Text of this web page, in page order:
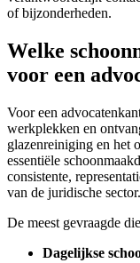
of bijzonderheden.
Welke
voor een
Voor een
werkplekken en
glazenreiniging en het
essentiële
consistente,
van de juridische sector.
De meest gevraagde
Dagelijkse